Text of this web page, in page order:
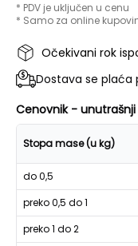
* PDV je uključen u cenu
* Samo za online
Očekivani rok
Dostava se plaća
Cenovnik -
Stopa mase (u kg)
do 0,5
preko 0,5 do 1
preko 1 do 2